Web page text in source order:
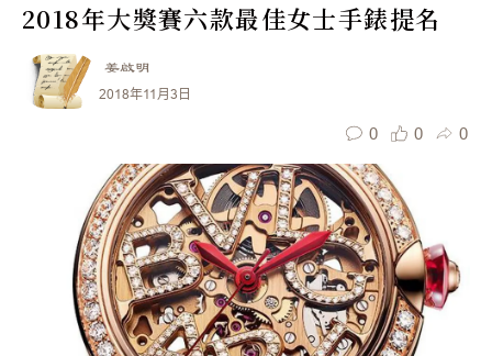
2018年大獎賽六款最佳女士手錶提名
姜啟明
2018年11月3日
0 0 0